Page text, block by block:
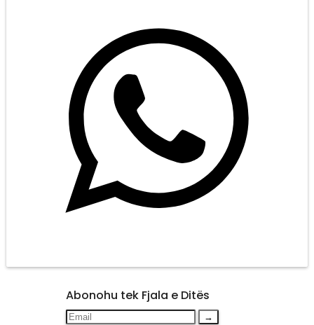
Abonohu tek Fjala e Ditës